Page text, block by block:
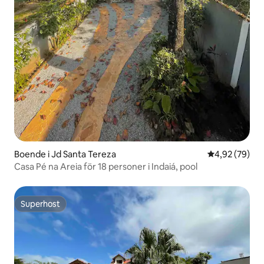
Boende i Jd Santa Tereza 4,92 av 5 i
4,92 (79)
Casa Pé na Areia för 18 personer i Indaiá, pool
Superhost
Superhost